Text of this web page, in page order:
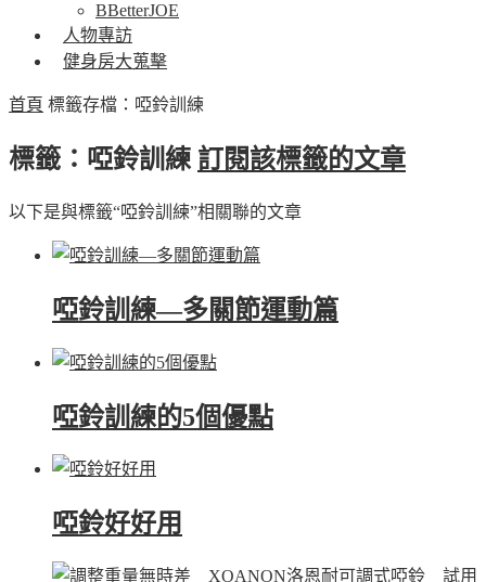
BBetterJOE
人物專訪
健身房大蒐擊
首頁 標籤存檔：啞鈴訓練
標籤：啞鈴訓練 訂閱該標籤的文章
以下是與標籤“啞鈴訓練”相關聯的文章
啞鈴訓練—多關節運動篇
啞鈴訓練的5個優點
啞鈴好好用